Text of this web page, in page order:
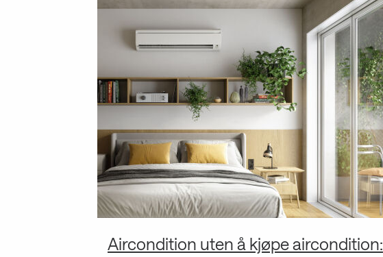
Aircondition uten å kjøpe aircondition: